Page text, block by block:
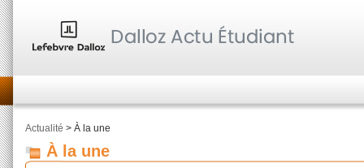
Actualité > À la une
À la une